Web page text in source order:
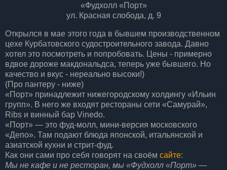
«Фудхолл «Порт»
ул. Красная слобода, д. 9
Открылся в мае этого года в бывшем производственном
цехе Курбатовского судостроительного завода. Давно
хотел это посмотреть и попробовать. Цены - примерно
вдвое дороже макдональдса, теперь уже бывшего. Но
качество и вкус - нереально высоки!)
(Про пантеру - ниже)
«Порт» принадлежит нижегородскому холдингу «Ильин
групп». В него же входят рестораны сети «Самурай»,
Ribs и винный бар Vinedo.
«Порт» — это фуд-молл, мини-версия московского
«Депо». Там подают блюда японской, итальянской и
азиатской кухни и стрит-фуд.
Как они сами про себя говорят на своём сайте:
Мы не кафе и не ресторан, мы «Фудхолл «Порт» —